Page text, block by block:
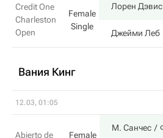
Credit One
Charleston
Open
Female
Single
Лорен Дэвис
Джейми Леб
Вания Кинг
12.03, 01:05
Abierto de
Female
М. Санчес